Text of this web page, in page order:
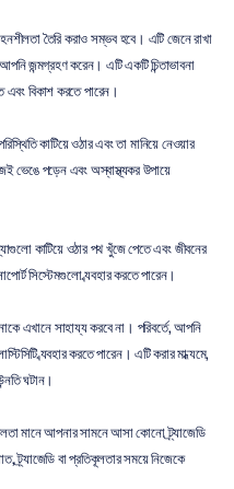
তৈরি করাও সম্ভব হবে। এটি জেনে রাখা
জন্মগ্রহণ করেন। এটি একটি চিন্তাভাবনা
এবং বিকাশ করতে পারেন।
কাটিয়ে ওঠার এবং তা মানিয়ে নেওয়ার
ভেঙে পড়েন এবং অস্বাস্থ্যকর উপায়ে
কাটিয়ে ওঠার পথ খুঁজে পেতে এবং জীবনের
সিস্টেমগুলো ব্যবহার করতে পারেন।
এখানে সাহায্য করবে না। পরিবর্তে, আপনি
ব্যবহার করতে পারেন। এটি করার মাধ্যমে,
ঘটান।
মানে আপনার সামনে আসা কোনো ট্র্যাজেডি
বা প্রতিকূলতার সময়ে নিজেকে